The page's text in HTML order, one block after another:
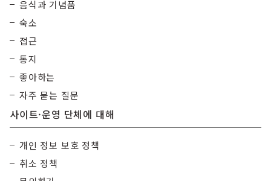
음식과 기념품
숙소
접근
통지
좋아하는
자주 묻는 질문
사이트·운영 단체에 대해
개인 정보 보호 정책
취소 정책